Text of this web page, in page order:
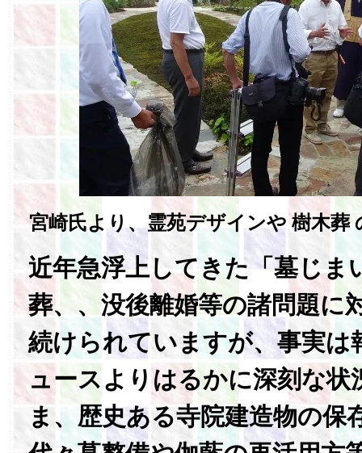
宮崎氏より、霊苑デザインや 樹木葬
近年急浮上してきた「墓じま
葬、、没後離婚等の諸問題に
続けられていますが、事実は
ュースよりはるかに深刻な状
ま、歴史ある寺院建造物の保